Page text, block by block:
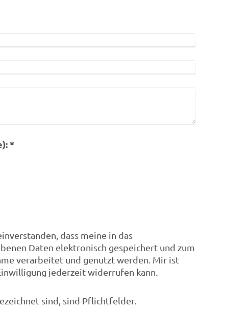
Captcha (Spam-Schutz-Code): *
dass meine in das
Daten elektronisch gespeichert und zum
verarbeitet und genutzt werden. Mir ist
jederzeit widerrufen kann.
sind, sind Pflichtfelder.